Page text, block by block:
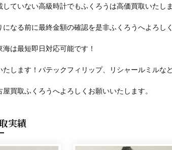
していない高級時計でもふくろうは高価買取いたしま
なる前に最終金額の確認を是非ふくろうへよろし
は最短即日対応可能です！
たします！パテックフィリップ、リシャールミルな
買取ふくろうへよろしくお願いいたします。
実績